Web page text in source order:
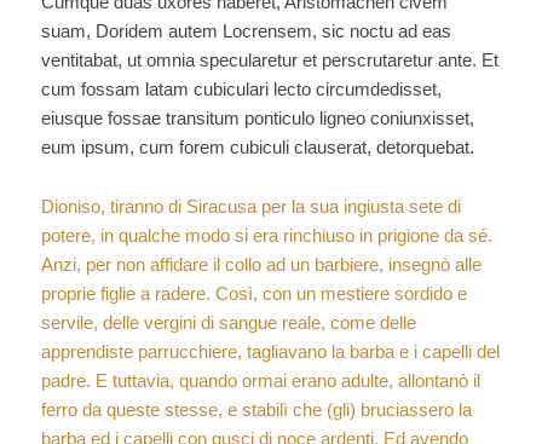
suam, Doridem autem Locrensem, sic noctu ad eas
ventitabat, ut omnia specularetur et perscrutaretur ante. Et
cum fossam latam cubiculari lecto circumdedisset,
eiusque fossae transitum ponticulo ligneo coniunxisset,
eum ipsum, cum forem cubiculi clauserat, detorquebat.
Dioniso, tiranno di Siracusa per la sua ingiusta sete di
potere, in qualche modo si era rinchiuso in prigione da sé.
Anzi, per non affidare il collo ad un barbiere, insegnò alle
proprie figlie a radere. Così, con un mestiere sordido e
servile, delle vergini di sangue reale, come delle
apprendiste parrucchiere, tagliavano la barba e i capelli del
padre. E tuttavia, quando ormai erano adulte, allontanò il
ferro da queste stesse, e stabilì che (gli) bruciassero la
barba ed i capelli con gusci di noce ardenti. Ed avendo